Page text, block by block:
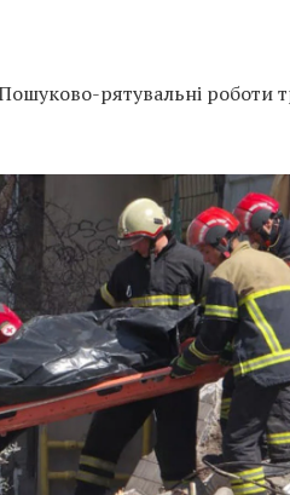
рятувальні роботи